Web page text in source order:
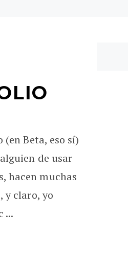
Beta, eso sí)
de usar
hacen muchas
y claro, yo
...